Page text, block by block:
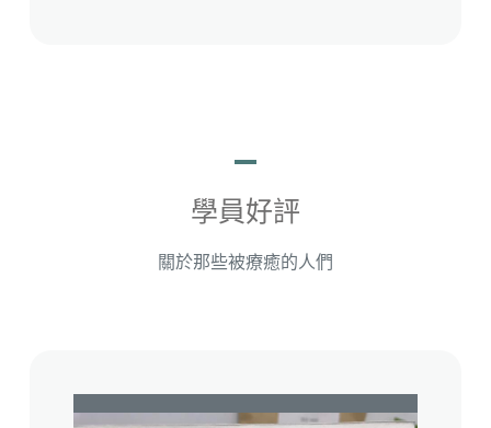
學員好評
關於那些被療癒的人們